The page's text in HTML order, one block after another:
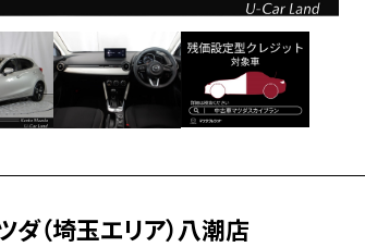
ダ（埼玉エリア）八潮店